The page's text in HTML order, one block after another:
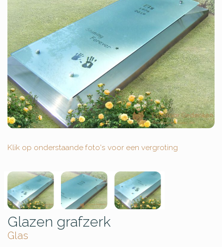
Klik op onderstaande foto's voor een vergroting
Glazen grafzerk
Glas